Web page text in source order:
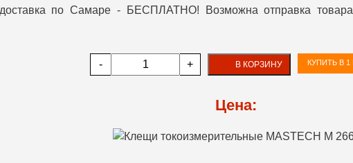
по Самаре - БЕСПЛАТНО! Возможна отправка
- + В КОРЗИНУ КУПИТЬ В 1
Цена: